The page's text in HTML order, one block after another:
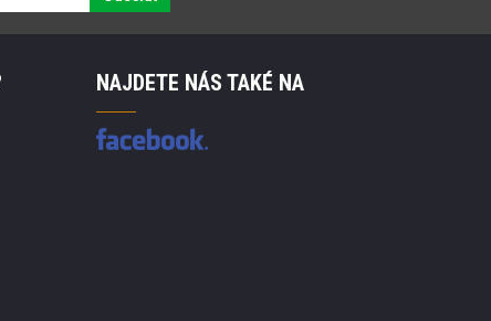
NAJDETE NÁS TAKÉ NA